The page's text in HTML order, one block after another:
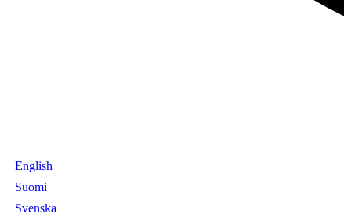
English
Suomi
Svenska